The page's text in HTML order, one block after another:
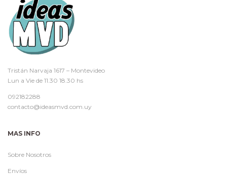
Tristán Narvaja 1617 – Montevideo
Lun a Vie de 11.30 18.30 hs
092182288
contacto@ideasmvd.com.uy
MAS INFO
Sobre Nosotros
Envíos